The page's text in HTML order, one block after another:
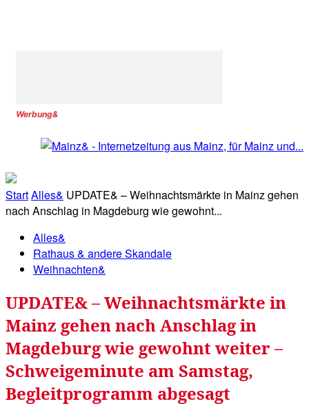
Werbung&
StartAlles& UPDATE& – Weihnachtsmärkte in Mainz gehen
nach Anschlag in Magdeburg wie gewohnt...
Alles&
Rathaus & andere Skandale
Weihnachten&
UPDATE& – Weihnachtsmärkte in
Mainz gehen nach Anschlag in
Magdeburg wie gewohnt weiter –
Schweigeminute am Samstag,
Begleitprogramm abgesagt